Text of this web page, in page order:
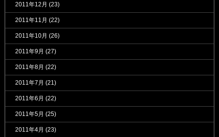
2011年12月 (23)
2011年11月 (22)
2011年10月 (26)
2011年9月 (27)
2011年8月 (22)
2011年7月 (21)
2011年6月 (22)
2011年5月 (25)
2011年4月 (23)